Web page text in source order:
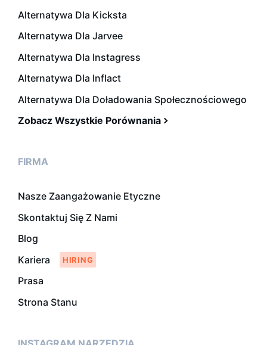
Alternatywa Dla Kicksta
Alternatywa Dla Jarvee
Alternatywa Dla Instagress
Alternatywa Dla Inflact
Alternatywa Dla Doładowania Społecznościowego
Zobacz Wszystkie Porównania
FIRMA
Nasze Zaangażowanie Etyczne
Skontaktuj Się Z Nami
Blog
Kariera
Prasa
Strona Stanu